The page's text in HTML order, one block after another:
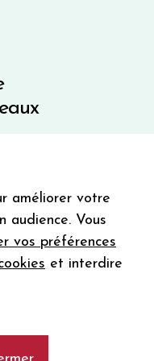
améliorer votre
audience. Vous
vos préférences
et interdire
première commande
recevoir la newsletter de la